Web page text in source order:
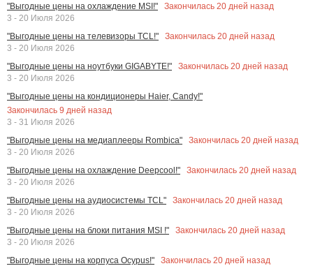
"Выгодные цены на охлаждение MSI!"
Закончилась 20 дней назад
3 - 20 Июля 2026
"Выгодные цены на телевизоры TCL!"
Закончилась 20 дней назад
3 - 20 Июля 2026
"Выгодные цены на ноутбуки GIGABYTE!"
Закончилась 20 дней назад
3 - 20 Июля 2026
"Выгодные цены на кондиционеры Haier, Candy!"
Закончилась 9 дней назад
3 - 31 Июля 2026
"Выгодные цены на медиаплееры Rombica"
Закончилась 20 дней назад
3 - 20 Июля 2026
"Выгодные цены на охлаждение Deepcool!"
Закончилась 20 дней назад
3 - 20 Июля 2026
"Выгодные цены на аудиосистемы TCL"
Закончилась 20 дней назад
3 - 20 Июля 2026
"Выгодные цены на блоки питания MSI !"
Закончилась 20 дней назад
3 - 20 Июля 2026
"Выгодные цены на корпуса Ocypus!"
Закончилась 20 дней назад